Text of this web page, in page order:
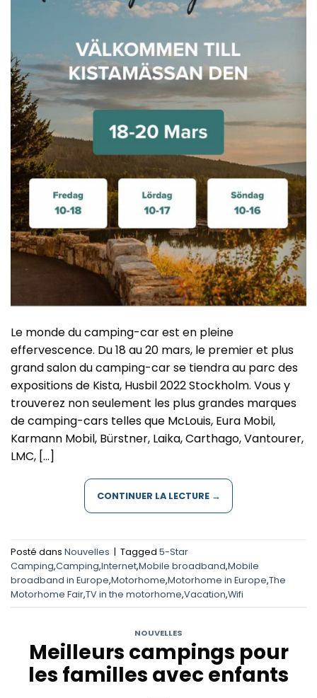
Le monde du camping-car est en pleine
effervescence. Du 18 au 20 mars, le premier et plus
grand salon du camping-car se tiendra au parc des
expositions de Kista, Husbil 2022 Stockholm. Vous y
trouverez non seulement les plus grandes marques
de camping-cars telles que McLouis, Eura Mobil,
Karmann Mobil, Bürstner, Laika, Carthago, Vantourer,
LMC, […]
CONTINUER LA LECTURE →
Posté dans Nouvelles | Tagged 5-Star
Camping,Camping,Internet,Mobile broadband,Mobile
broadband in Europe,Motorhome,Motorhome in Europe,The
Motorhome Fair,TV in the motorhome,Vacation,Wifi
NOUVELLES
Meilleurs campings pour
les familles avec enfants